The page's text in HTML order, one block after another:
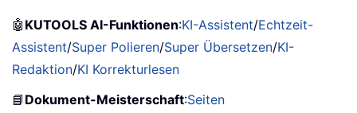
🤖 KUTOOLS AI-Funktionen:KI-Assistent/Echtzeit-
Assistent/Super Polieren/Super Übersetzen/KI-
Redaktion/KI Korrekturlesen
📘 Dokument-Meisterschaft:Seiten